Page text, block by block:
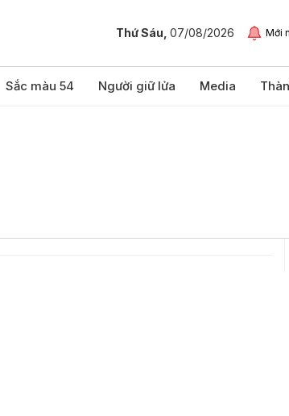
Thứ Sáu, 07/08/2026 Mới
Sắc màu 54 Người giữ lửa Media